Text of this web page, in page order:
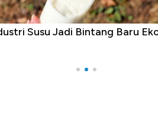
Ekonomi Indonesia: Maaf,
Jawa!